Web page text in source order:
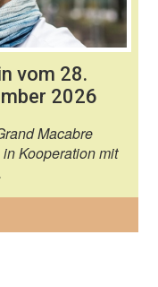
vom 28.
2026
Macabre
Kooperation mit